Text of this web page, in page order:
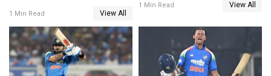
വിക്കറ്റ് തികയ്ക്കുന്ന
താരമായി ബുമ്ര
1 Min Read View All
1 Min Read View All